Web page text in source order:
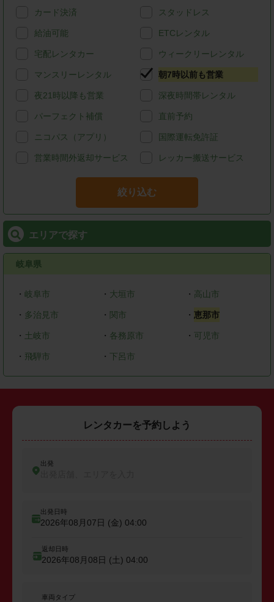
カード決済 スタッドレス
給油可能 ETCレンタル
宅配レンタカー ウィークリーレンタル
マンスリーレンタル 朝7時以前も営業
夜21時以降も営業 深夜時間帯レンタル
パーフェクト補償 直前予約
ニコパス（アプリ） 国際運転免許証
営業時間外返却サービス レッカー搬送サービス
絞り込む
エリアで探す
岐阜県
・ 岐阜市 ・ 大垣市 ・ 高山市
・ 多治見市 ・ 関市 ・恵那市
・ 土岐市 ・ 各務原市 ・ 可児市
・ 飛騨市 ・ 下呂市
レンタカーを予約しよう
出発
出発日時
2026年08月07日 (金) 04:00
返却日時
2026年08月08日 (土) 04:00
車両タイプ